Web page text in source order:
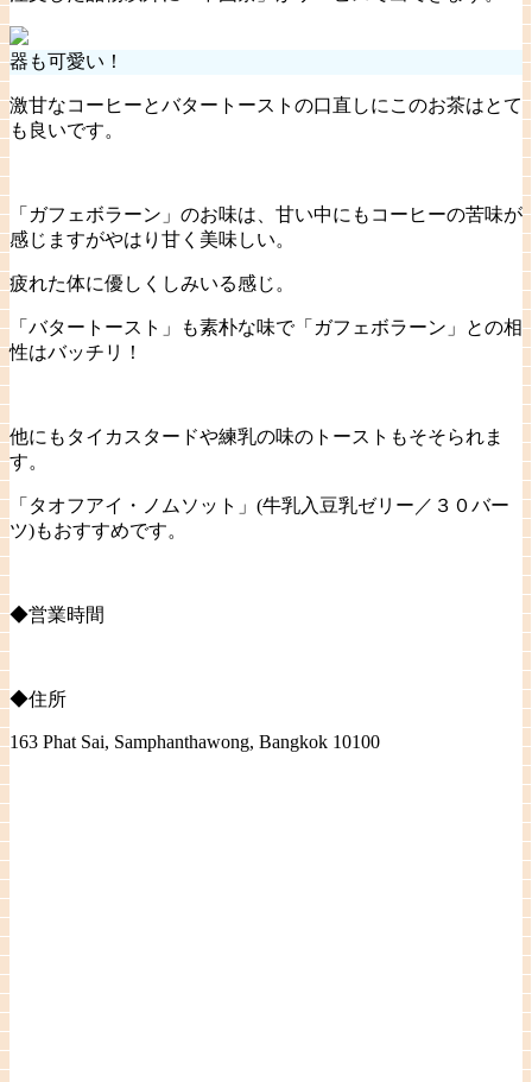
器も可愛い！
激甘なコーヒーとバタートーストの口直しにこのお茶はとて
も良いです。
「ガフェボラーン」のお味は、甘い中にもコーヒーの苦味が
感じますがやはり甘く美味しい。
疲れた体に優しくしみいる感じ。
「バタートースト」も素朴な味で「ガフェボラーン」との相
性はバッチリ！
他にもタイカスタードや練乳の味のトーストもそそられま
す。
「タオフアイ・ノムソット」(牛乳入豆乳ゼリー／３０バー
ツ)もおすすめです。
◆営業時間
◆住所
163 Phat Sai, Samphanthawong, Bangkok 10100